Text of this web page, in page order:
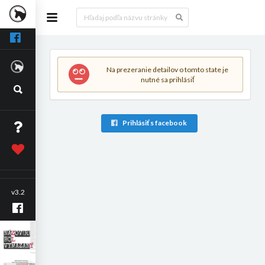
v3.2
Na prezeranie detailov o tomto state je
nutné sa prihlásiť
Prihlásiť s facebook